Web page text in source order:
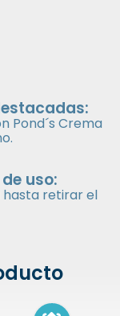
Pond´s Crema
uso:
hasta retirar el